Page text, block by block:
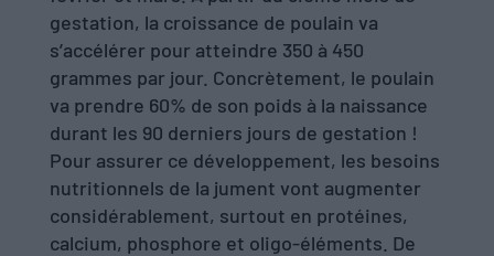
gestation, la croissance de poulain va
s’accélérer pour atteindre 350 à 450
grammes par jour. Concrètement, le poulain
va prendre 60% de son poids à la naissance
durant les 90 derniers jours de gestation !
Pour assurer ce développement, les besoins
nutritionnels de la jument vont augmenter
considérablement, surtout en protéines,
calcium, phosphore et oligo-éléments. De